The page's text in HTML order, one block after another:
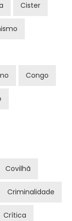
Cister
Congo
Covilhã
Criminalidade
Crítica